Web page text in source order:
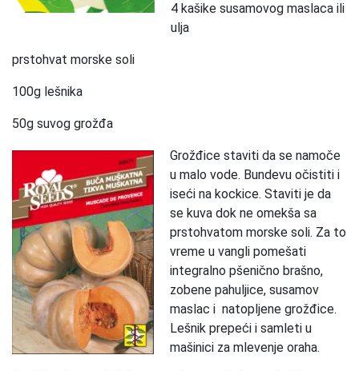
4 kašike susamovog maslaca ili
ulja
prstohvat morske soli
100g lešnika
50g suvog grožđa
Grožđice staviti da se namoče
u malo vode. Bundevu očistiti i
iseći na kockice. Staviti je da
se kuva dok ne omekša sa
prstohvatom morske soli. Za to
vreme u vangli pomešati
integralno pšenično brašno,
zobene pahuljice, susamov
maslac i natopljene grožđice.
Lešnik prepeći i samleti u
mašinici za mlevenje oraha.